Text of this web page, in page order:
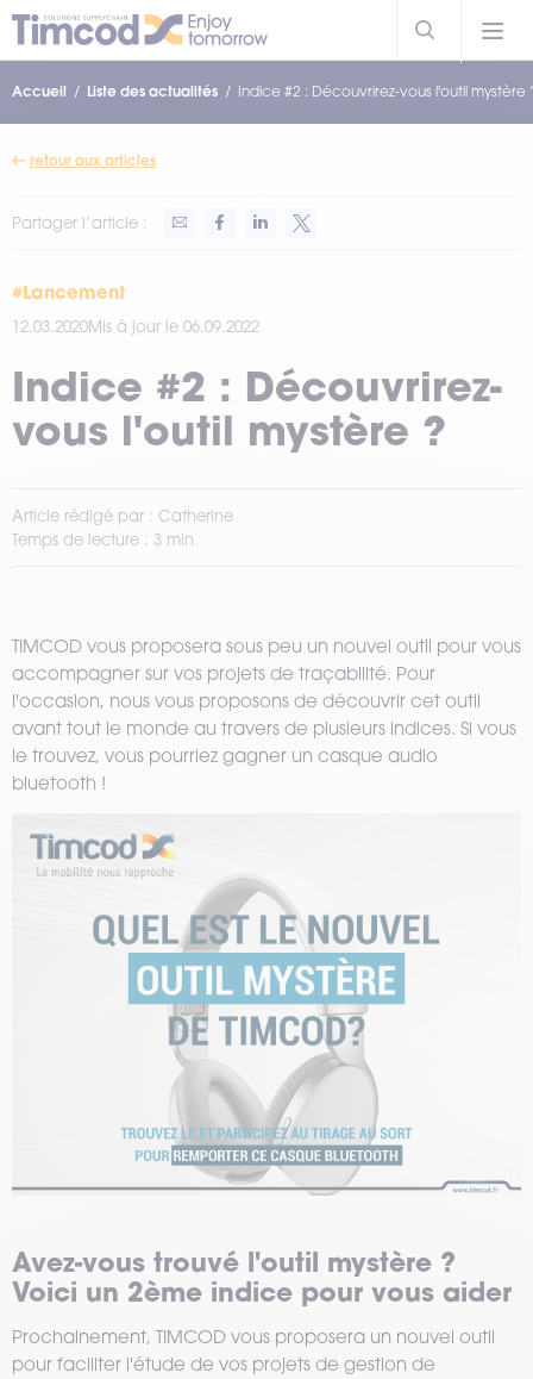
Accueil Liste des actualités Indice #2 : Découvrirez-vous l'outil mystère
retour aux articles
Partager l’article :
#Lancement
12.03.2020Mis à jour le 06.09.2022
Indice #2 : Découvrirez-
vous l'outil mystère ?
Article rédigé par : Catherine
Temps de lecture : 3 min
TIMCOD vous proposera sous peu un nouvel outil pour vous
accompagner sur vos projets de traçabilité. Pour
l'occasion, nous vous proposons de découvrir cet outil
avant tout le monde au travers de plusieurs indices. Si vous
le trouvez, vous pourriez gagner un casque audio
bluetooth !
Avez-vous trouvé l'outil mystère ?
Voici un 2ème indice pour vous aider
Prochainement, TIMCOD vous proposera un nouvel outil
pour faciliter l'étude de vos projets de gestion de